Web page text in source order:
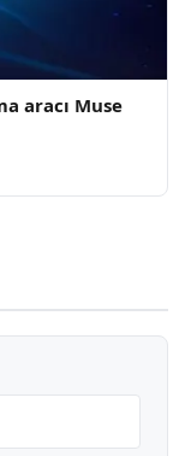
aracı Muse